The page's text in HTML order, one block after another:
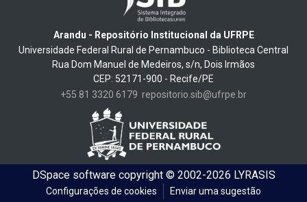
Arandu - Repositório Institucional da UFRPE
Universidade Federal Rural de Pernambuco - Biblioteca Central
Rua Dom Manuel de Medeiros, s/n, Dois Irmãos
CEP: 52171-900 - Recife/PE
+55 81 3320 6179 repositorio.sib@ufrpe.br
DSpace softwarecopyright © 2002-2026 LYRASIS
Configurações de cookies Enviar uma sugestão